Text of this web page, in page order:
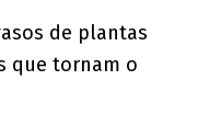
de plantas
que tornam o